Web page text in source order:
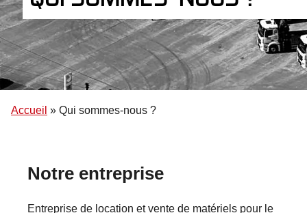
Accueil » Qui sommes-nous ?
Notre entreprise
Entreprise de location et vente de matériels pour le